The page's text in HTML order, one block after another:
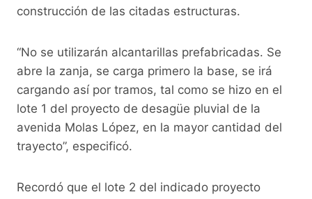
construcción de las citadas estructuras.
“No se utilizarán alcantarillas prefabricadas. Se
abre la zanja, se carga primero la base, se irá
cargando así por tramos, tal como se hizo en el
lote 1 del proyecto de desagüe pluvial de la
avenida Molas López, en la mayor cantidad del
trayecto”, especificó.
Recordó que el lote 2 del indicado proyecto